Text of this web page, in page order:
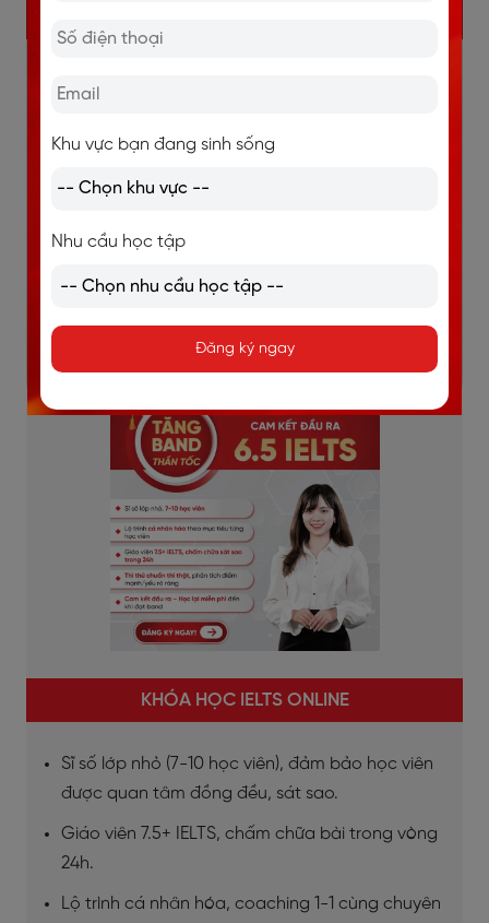
ngay lập tức.
Lộ trình học được thiết kế riêng cho từng học viên.
Dựa trên mục tiêu, đặc thù từng ngành việc của
Học mọi lúc mọi nơi, thời gian linh hoạt.
Chi tiết
KHÓA HỌC IELTS ONLINE
Sĩ số lớp nhỏ (7-10 học viên), đảm bảo học viên
được quan tâm đồng đều, sát sao.
Giáo viên 7.5+ IELTS, chấm chữa bài trong vòng
24h.
Lộ trình cá nhân hóa, coaching 1-1 cùng chuyên
Khu vực bạn đang sinh sống
Nhu cầu học tập
Đăng ký ngay